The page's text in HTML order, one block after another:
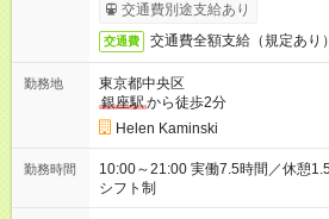
交通費別途支給あり
交通費 交通費全額支給（規定あり）
勤務地
東京都中央区
銀座駅から徒歩2分
Helen Kaminski
勤務時間
10:00～21:00 実働7.5時間／休憩1.5時間 営業時間に合わせた
シフト制